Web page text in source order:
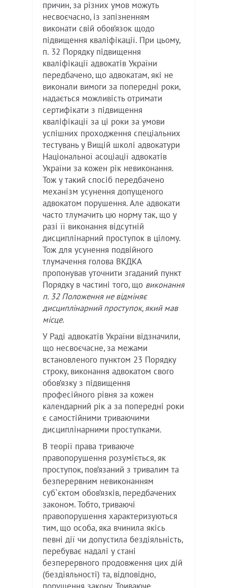
причин, за різних умов можуть
несвоєчасно, із запізненням
виконати свій обов’язок щодо
підвищення кваліфікації. При цьому,
п. 32 Порядку підвищення
кваліфікації адвокатів України
передбачено, що адвокатам, які не
виконали вимоги за попередні роки,
надається можливість отримати
сертифікати з підвищення
кваліфікації за ці роки за умови
успішних проходження спеціальних
тестувань у Вищій школі адвокатури
Національної асоціації адвокатів
України за кожен рік невиконання.
Тож у такий спосіб передбачено
механізм усунення допущеного
адвокатом порушення. Але адвокати
часто тлумачить цю норму так, що у
разі її виконання відсутній
дисциплінарний проступок в цілому.
Тож для усунення подвійного
тлумачення голова ВКДКА
пропонував уточнити згаданий пункт
Порядку в частині того, що виконання
п. 32 Положення не відміняє
дисциплінарний проступок, який мав
місце.
У Раді адвокатів України відзначили,
що несвоєчасне, за межами
встановленого пунктом 23 Порядку
строку, виконання адвокатом свого
обов’язку з підвищення
професійного рівня за кожен
календарний рік а за попередні роки
є самостійними триваючими
дисциплінарними проступками.
В теорії права триваюче
правопорушення розуміється, як
проступок, пов’язаний з тривалим та
безперервним невиконанням
суб`єктом обов’язків, передбачених
законом. Тобто, триваючі
правопорушення характеризуються
тим, що особа, яка вчинила якісь
певні дії чи допустила бездіяльність,
перебуває надалі у стані
безперервного продовження цих дій
(бездіяльності) та, відповідно,